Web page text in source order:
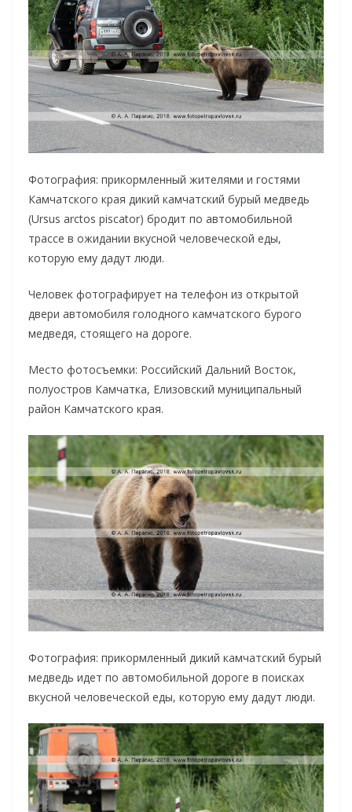
Фотография: прикормленный жителями и гостями
Камчатского края дикий камчатский бурый медведь
(Ursus arctos piscator) бродит по автомобильной
трассе в ожидании вкусной человеческой еды,
которую ему дадут люди.
Человек фотографирует на телефон из открытой
двери автомобиля голодного камчатского бурого
медведя, стоящего на дороге.
Место фотосъемки: Российский Дальний Восток,
полуостров Камчатка, Елизовский муниципальный
район Камчатского края.
Фотография: прикормленный дикий камчатский бурый
медведь идет по автомобильной дороге в поисках
вкусной человеческой еды, которую ему дадут люди.